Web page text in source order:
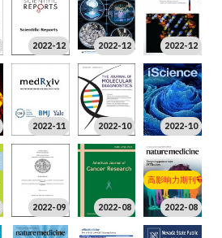
2022-12 2022-12 2022-12
2022-11 2022-10 2022-10
2022-09 2022-08 2022-08
高影响力期刊